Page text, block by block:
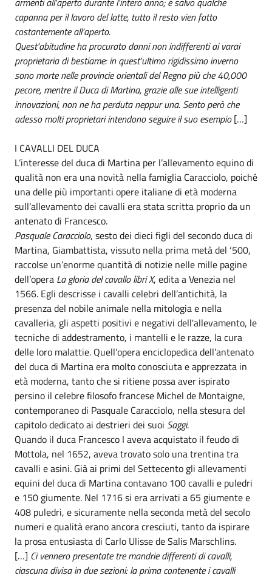
capanna per il lavoro del latte, tutto il resto vien fatto
costantemente all'aperto.
Quest'abitudine ha procurato danni non indifferenti ai varai
proprietaria di bestiame: in quest'ultimo rigidissimo inverno
sono morte nelle provincie orientali del Regno più che 40,000
pecore, mentre il Duca di Martina, grazie alle sue intelligenti
innovazioni, non ne ha perduta neppur una. Sento però che
adesso molti proprietari intendono seguire il suo esempio[…]
I CAVALLI DEL DUCA
L’interesse del duca di Martina per l’allevamento equino di
qualità non era una novità nella famiglia Caracciolo, poiché
una delle più importanti opere italiane di età moderna
sull’allevamento dei cavalli era stata scritta proprio da un
antenato di Francesco.
Pasquale Caracciolo, sesto dei dieci figli del secondo duca di
Martina, Giambattista, vissuto nella prima metà del ‘500,
raccolse un’enorme quantità di notizie nelle mille pagine
dell’opera La gloria del cavallo libri X, edita a Venezia nel
1566. Egli descrisse i cavalli celebri dell’antichità, la
presenza del nobile animale nella mitologia e nella
cavalleria, gli aspetti positivi e negativi dell'allevamento, le
tecniche di addestramento, i mantelli e le razze, la cura
delle loro malattie. Quell’opera enciclopedica dell’antenato
del duca di Martina era molto conosciuta e apprezzata in
età moderna, tanto che si ritiene possa aver ispirato
persino il celebre filosofo francese Michel de Montaigne,
contemporaneo di Pasquale Caracciolo, nella stesura del
capitolo dedicato ai destrieri dei suoi Saggi.
Quando il duca Francesco I aveva acquistato il feudo di
Mottola, nel 1652, aveva trovato solo una trentina tra
cavalli e asini. Già ai primi del Settecento gli allevamenti
equini del duca di Martina contavano 100 cavalli e puledri
e 150 giumente. Nel 1716 si era arrivati a 65 giumente e
408 puledri, e sicuramente nella seconda metà del secolo
numeri e qualità erano ancora cresciuti, tanto da ispirare
la prosa entusiasta di Carlo Ulisse de Salis Marschlins.
[…] Ci vennero presentate tre mandrie differenti di cavalli,
ciascuna divisa in due sezioni: la prima contenente i cavalli